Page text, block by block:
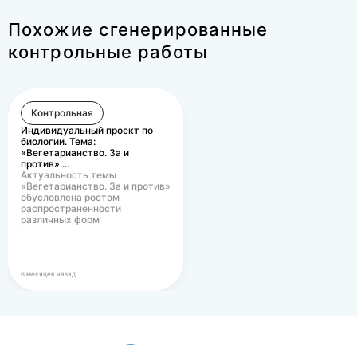
Похожие сгенерированные
контрольные работы
Контрольная
Индивидуальный проект по
биологии. Тема:
«Вегетарианство. За и
против».…
Актуальность темы
«Вегетарианство. За и против»
обусловлена ростом
распространенности
различных форм
6 месяцев назад